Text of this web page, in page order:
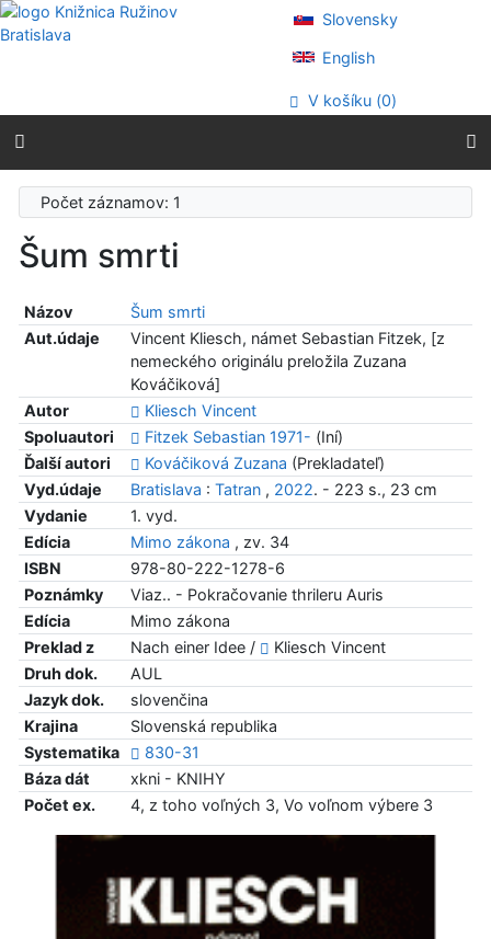
Prejsť na obsah
Prejsť na menu
Prehlásenie o webovej prístupnosti
Slovensky
English
V košíku (0)
Počet záznamov: 1
Šum smrti
Názov
Šum smrti
Aut.údaje
Vincent Kliesch, námet Sebastian Fitzek, [z
nemeckého originálu preložila Zuzana
Kováčiková]
Autor
Kliesch Vincent
Spoluautori
Fitzek Sebastian 1971- (Iní)
Ďalší autori
Kováčiková Zuzana (Prekladateľ)
Vyd.údaje
Bratislava : Tatran, 2022. - 223 s., 23 cm
Vydanie
1. vyd.
Edícia
Mimo zákona , zv. 34
ISBN
978-80-222-1278-6
Poznámky
Viaz.. - Pokračovanie thrileru Auris
Edícia
Mimo zákona
Preklad z
Nach einer Idee /
Kliesch Vincent
Druh dok.
AUL
Jazyk dok.
slovenčina
Krajina
Slovenská republika
Systematika
830-31
Báza dát
xkni - KNIHY
Počet ex.
4, z toho voľných 3, Vo voľnom výbere 3